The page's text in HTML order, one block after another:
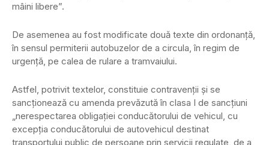
mâini libere”.
De asemenea au fost modificate două texte din ordonanţă,
în sensul permiterii autobuzelor de a circula, în regim de
urgenţă, pe calea de rulare a tramvaiului.
Astfel, potrivit textelor, constituie contravenţii şi se
sancţionează cu amenda prevăzută în clasa I de sancţiuni
„nerespectarea obligaţiei conducătorului de vehicul, cu
excepţia conducătorului de autovehicul destinat
transportului public de persoane prin servicii regulate, de a